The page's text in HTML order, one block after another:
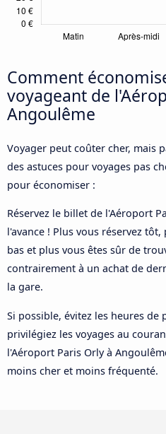
Comment
voyageant de
Angoulême
Voyager peut coûter cher, mais
des astuces pour voyages pas
pour économiser :
Réservez le billet de l'Aéroport
l'avance ! Plus vous réservez
bas et plus vous êtes sûr de
contrairement à un achat de
la gare.
Si possible, évitez les heures
privilégiez les voyages au
l'Aéroport Paris Orly à
moins cher et moins fréquenté.